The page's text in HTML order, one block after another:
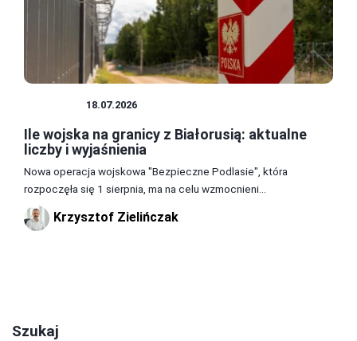
18.07.2026
Ile wojska na granicy z Białorusią: aktualne
liczby i wyjaśnienia
Nowa operacja wojskowa "Bezpieczne Podlasie", która
rozpoczęła się 1 sierpnia, ma na celu wzmocnieni...
Krzysztof Zielińczak
Szukaj